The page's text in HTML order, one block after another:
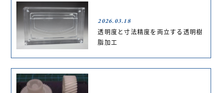
2026.03.18
透明度と寸法精度を両立する透明樹
脂加工